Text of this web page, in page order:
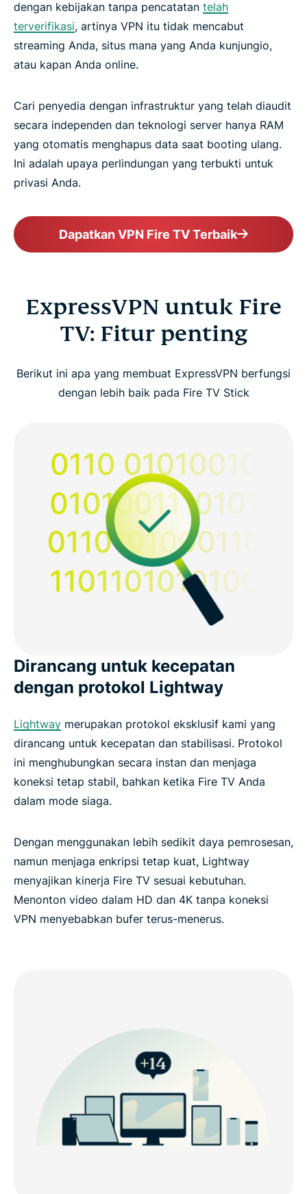
dengan kebijakan tanpa pencatatan telah
terverifikasi, artinya VPN itu tidak mencabut
streaming Anda, situs mana yang Anda kunjungio,
atau kapan Anda online.
Cari penyedia dengan infrastruktur yang telah diaudit
secara independen dan teknologi server hanya RAM
yang otomatis menghapus data saat booting ulang.
Ini adalah upaya perlindungan yang terbukti untuk
privasi Anda.
Dapatkan VPN Fire TV Terbaik
ExpressVPN untuk Fire
TV: Fitur penting
Berikut ini apa yang membuat ExpressVPN berfungsi
dengan lebih baik pada Fire TV Stick
Dirancang untuk kecepatan
dengan protokol Lightway
Lightway merupakan protokol eksklusif kami yang
dirancang untuk kecepatan dan stabilisasi. Protokol
ini menghubungkan secara instan dan menjaga
koneksi tetap stabil, bahkan ketika Fire TV Anda
dalam mode siaga.
Dengan menggunakan lebih sedikit daya pemrosesan,
namun menjaga enkripsi tetap kuat, Lightway
menyajikan kinerja Fire TV sesuai kebutuhan.
Menonton video dalam HD dan 4K tanpa koneksi
VPN menyebabkan bufer terus-menerus.